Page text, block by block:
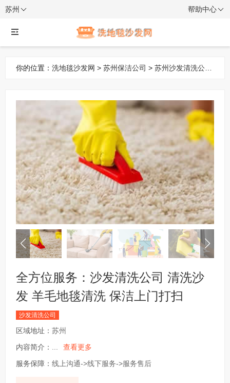
苏州 帮助中心
你的位置： 洗地毯沙发网 > 苏州保洁公司 > 苏州沙发清洗公司
全方位服务：沙发清洗公司 清洗沙
发 羊毛地毯清洗 保洁上门打扫
沙发清洗公司
区域地址： 苏州
内容简介：
查看更多
服务保障： 线上沟通->线下服务->服务售后